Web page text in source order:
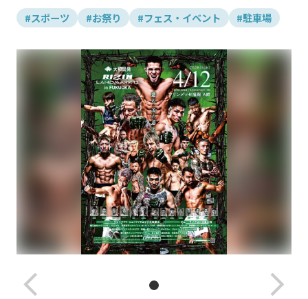
#スポーツ #お祭り #フェス・イベント #駐車場
arrow_back_ios_new arrow_forward_ios